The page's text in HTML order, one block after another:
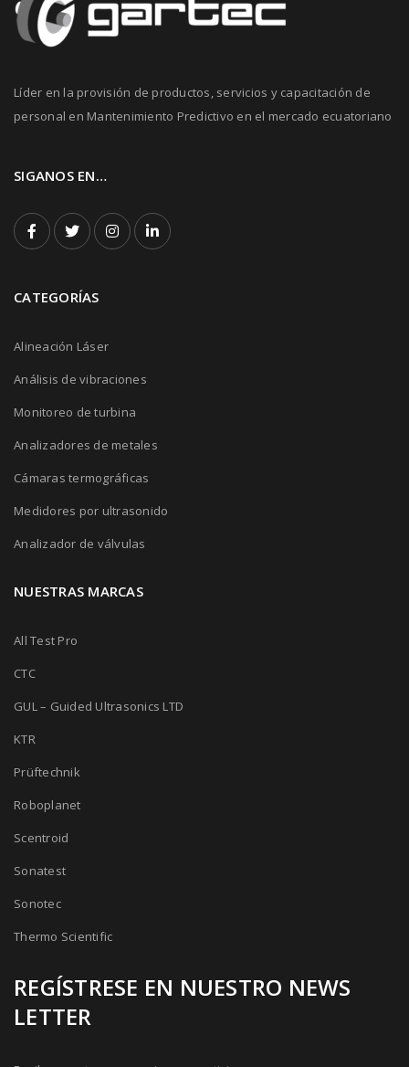
Líder en la provisión de productos, servicios y capacitación de
personal en Mantenimiento Predictivo en el mercado ecuatoriano
SIGANOS EN…
CATEGORÍAS
Alineación Láser
Análisis de vibraciones
Monitoreo de turbina
Analizadores de metales
Cámaras termográficas
Medidores por ultrasonido
Analizador de válvulas
NUESTRAS MARCAS
All Test Pro
CTC
GUL – Guided Ultrasonics LTD
KTR
Prüftechnik
Roboplanet
Scentroid
Sonatest
Sonotec
Thermo Scientific
REGÍSTRESE EN NUESTRO NEWS
LETTER